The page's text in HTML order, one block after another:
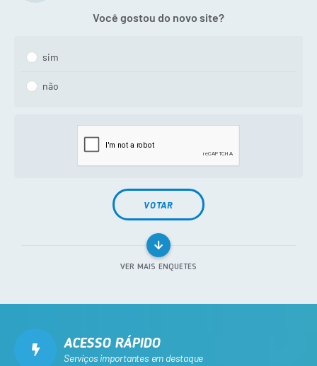
Você gostou do novo site?
sim
não
VOTAR
VER MAIS ENQUETES
ACESSO RÁPIDO
Serviços importantes em destaque